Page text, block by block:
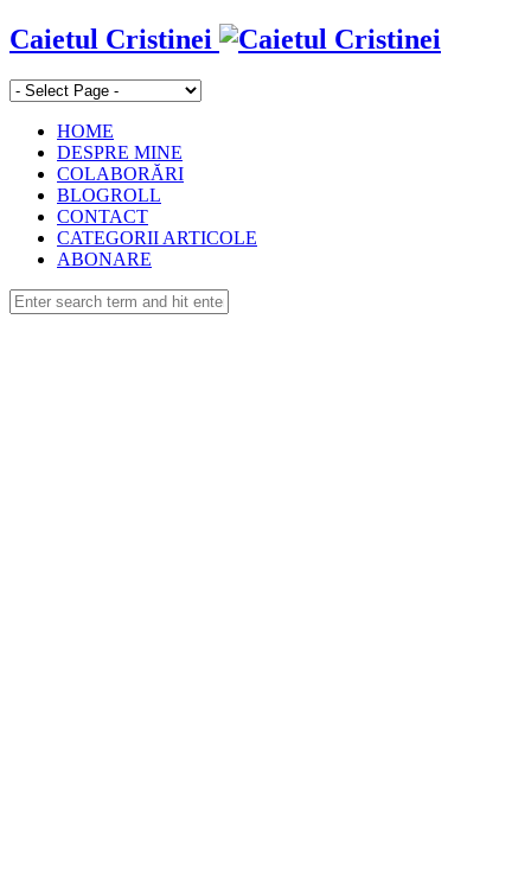
Caietul Cristinei
HOME
DESPRE MINE
COLABORĂRI
BLOGROLL
CONTACT
CATEGORII ARTICOLE
ABONARE